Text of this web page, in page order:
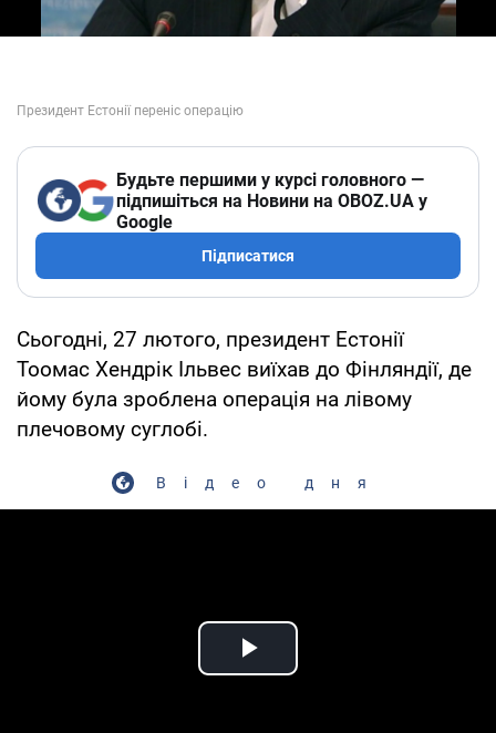
Будьте першими у курсі головного —
підпишіться на Новини на OBOZ.UA у
Google
Підписатися
Сьогодні, 27 лютого, президент Естонії
Тоомас Хендрік Ільвес виїхав до Фінляндії, де
йому була зроблена операція на лівому
плечовому суглобі.
Відео дня
Play Video